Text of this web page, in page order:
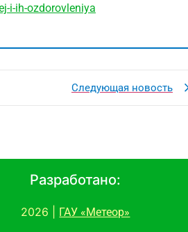
i-ih-ozdorovleniya
Следующая новость
Разработано:
2026 | ГАУ «Метеор»